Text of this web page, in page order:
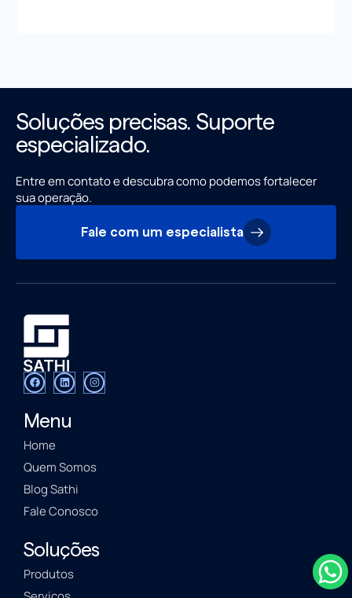
Soluções precisas. Suporte
especializado.
Entre em contato e descubra como podemos fortalecer
sua operação.
Fale com um especialista
Menu
Home
Quem Somos
Blog Sathi
Fale Conosco
Soluções
Produtos